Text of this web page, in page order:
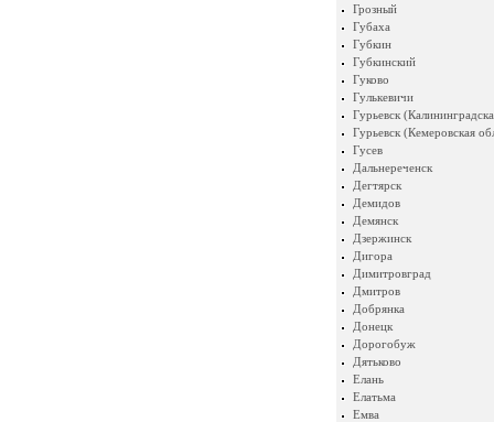
Грозный
Губаха
Губкин
Губкинский
Гуково
Гулькевичи
Гурьевск
Гурьевск (Кемеровская
Гусев
Дальнереченск
Дегтярск
Демидов
Демянск
Дзержинск
Дигора
Димитровград
Дмитров
Добрянка
Донецк
Дорогобуж
Дятьково
Елань
Елатьма
Емва